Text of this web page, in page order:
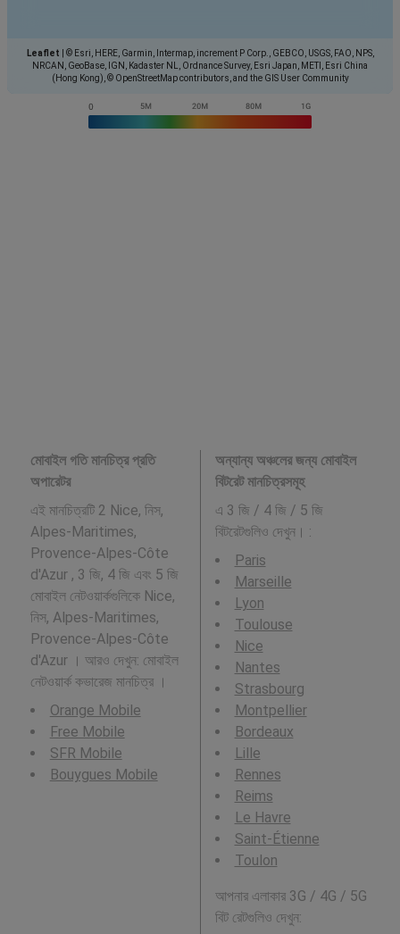
Leaflet
© Esri, HERE, Garmin, Intermap, increment P Corp., GEBCO, USGS, FAO, NPS,
NRCAN, GeoBase, IGN, Kadaster NL, Ordnance Survey, Esri Japan, METI, Esri China
(Hong Kong), © OpenStreetMap contributors, and the GIS User Community
মোবাইল গতি মানচিত্র প্রতি
অপারেটর
এই মানচিত্রটি 2 Nice, নিস,
Alpes-Maritimes,
Provence-Alpes-Côte
d'Azur , 3 জি, 4 জি এবং 5 জি
মোবাইল নেটওয়ার্কগুলিকে Nice,
নিস, Alpes-Maritimes,
Provence-Alpes-Côte
d'Azur । আরও দেখুন: মোবাইল
নেটওয়ার্ক কভারেজ মানচিত্র ।
Orange Mobile
Free Mobile
SFR Mobile
Bouygues Mobile
অন্যান্য অঞ্চলের জন্য মোবাইল
বিটরেট মানচিত্রসমূহ
এ 3 জি / 4 জি / 5 জি
বিটরেটগুলিও দেখুন। :
Paris
Marseille
Lyon
Toulouse
Nice
Nantes
Strasbourg
Montpellier
Bordeaux
Lille
Rennes
Reims
Le Havre
Saint-Étienne
Toulon
আপনার এলাকার 3G / 4G / 5G
বিট রেটগুলিও দেখুন: